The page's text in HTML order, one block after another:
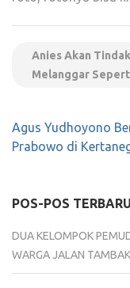
Anies Akan
Melanggar
Navigasi
pos
Agus Yudhoyono
Prabowo di
POS-POS TERBARU
DUA KELOMPOK
WARGA JALAN